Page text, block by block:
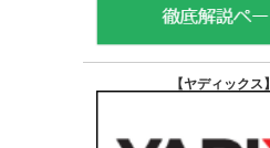
【ヤディックス 】